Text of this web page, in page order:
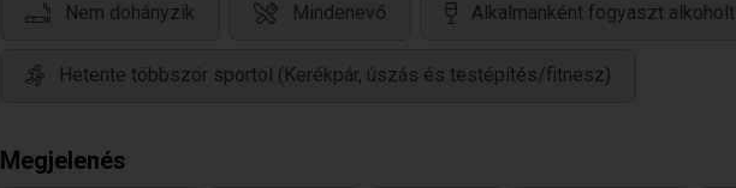
Nem dohányzik Mindenevő Alkalmanként fogyaszt alkoholt
Hetente többször sportol (Kerékpár, úszás és testépítés/fitnesz)
Megjelenés